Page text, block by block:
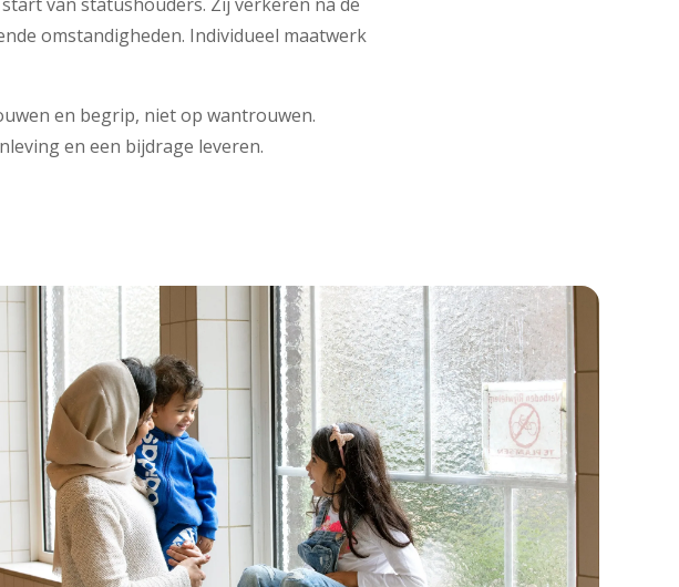
omstandigheden. Individueel maatwerk
en begrip, niet op wantrouwen.
en een bijdrage leveren.